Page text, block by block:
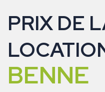
PRIX DE
BENNE